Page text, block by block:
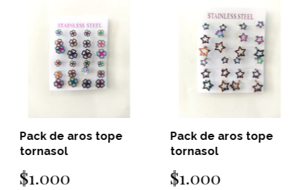
Pack de aros tope
tornasol
$1.000
Pack de aros tope
tornasol
$1.000